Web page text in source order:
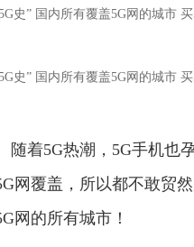
随着5G热潮，5G手机也
网覆盖，所以都不敢贸
网的所有城市！